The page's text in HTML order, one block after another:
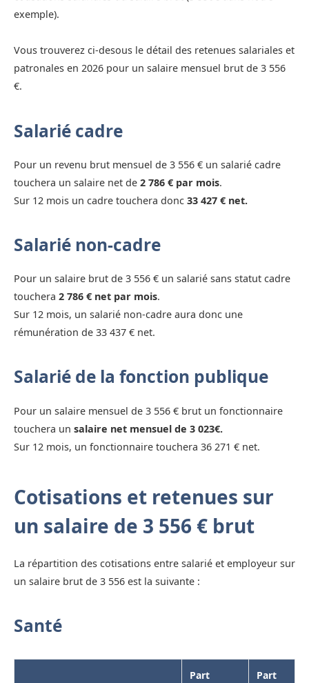
exemple).
Vous trouverez ci-desous le détail des retenues salariales et
patronales en 2026 pour un salaire mensuel brut de 3 556
€.
Salarié cadre
Pour un revenu brut mensuel de 3 556 € un salarié cadre
touchera un salaire net de 2 786 € par mois.
Sur 12 mois un cadre touchera donc 33 427 € net.
Salarié non-cadre
Pour un salaire brut de 3 556 € un salarié sans statut cadre
touchera 2 786 € net par mois.
Sur 12 mois, un salarié non-cadre aura donc une
rémunération de 33 437 € net.
Salarié de la fonction publique
Pour un salaire mensuel de 3 556 € brut un fonctionnaire
touchera un salaire net mensuel de 3 023€.
Sur 12 mois, un fonctionnaire touchera 36 271 € net.
Cotisations et retenues sur
un salaire de 3 556 € brut
La répartition des cotisations entre salarié et employeur sur
un salaire brut de 3 556 est la suivante :
Santé
Part
Part